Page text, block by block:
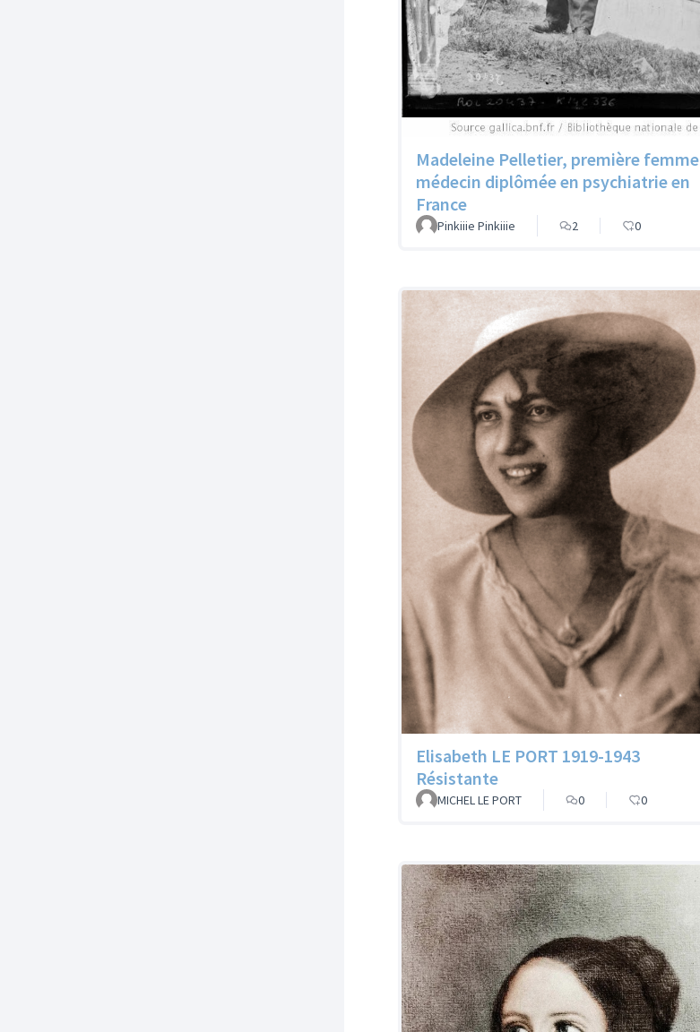
Madeleine Pelletier, première femme
médecin diplômée en psychiatrie en
France
Pinkiiie Pinkiiie 2 0
Elisabeth LE PORT 1919-1943
Résistante
MICHEL LE PORT 0 0